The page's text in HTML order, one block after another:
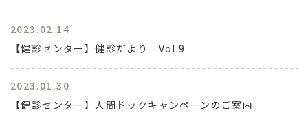
2023.02.14
【健診センター】健診だより Vol.9
2023.01.30
【健診センター】人間ドックキャンペーンのご案内